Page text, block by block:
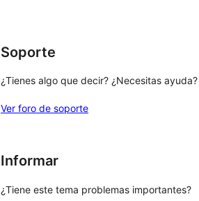
Soporte
¿Tienes algo que decir? ¿Necesitas ayuda?
Ver foro de soporte
Informar
¿Tiene este tema problemas importantes?